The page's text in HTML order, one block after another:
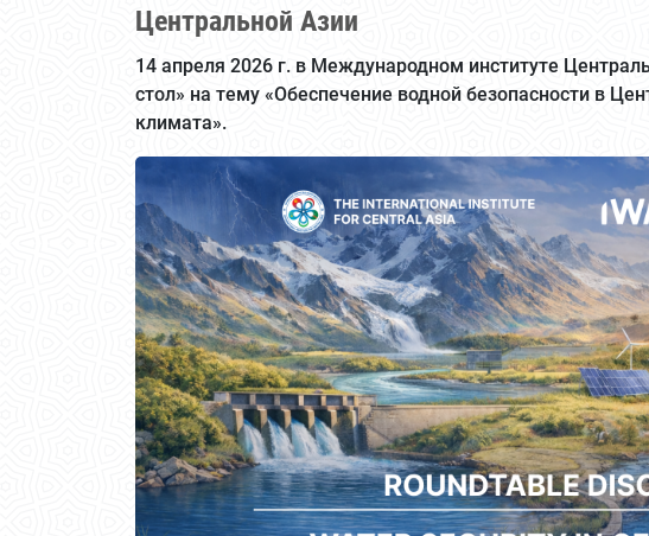
Центральной Азии
14 апреля 2026 г. в Международном институте
стол» на тему «Обеспечение водной безопасности в
климата».